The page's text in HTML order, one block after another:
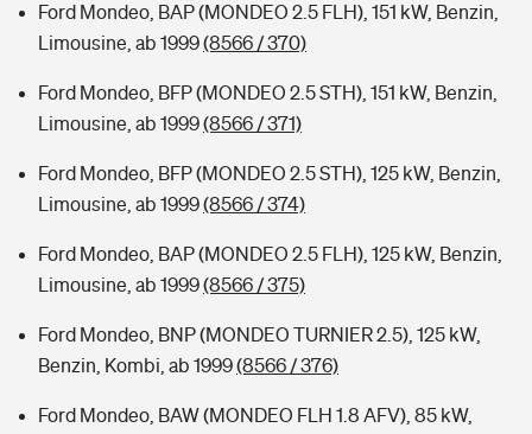
Ford Mondeo, BAP (MONDEO 2.5 FLH), 151 kW, Benzin,
Limousine, ab 1999(8566 / 370)
Ford Mondeo, BFP (MONDEO 2.5 STH), 151 kW, Benzin,
Limousine, ab 1999(8566 / 371)
Ford Mondeo, BFP (MONDEO 2.5 STH), 125 kW, Benzin,
Limousine, ab 1999(8566 / 374)
Ford Mondeo, BAP (MONDEO 2.5 FLH), 125 kW, Benzin,
Limousine, ab 1999(8566 / 375)
Ford Mondeo, BNP (MONDEO TURNIER 2.5), 125 kW,
Benzin, Kombi, ab 1999(8566 / 376)
Ford Mondeo, BAW (MONDEO FLH 1.8 AFV), 85 kW,